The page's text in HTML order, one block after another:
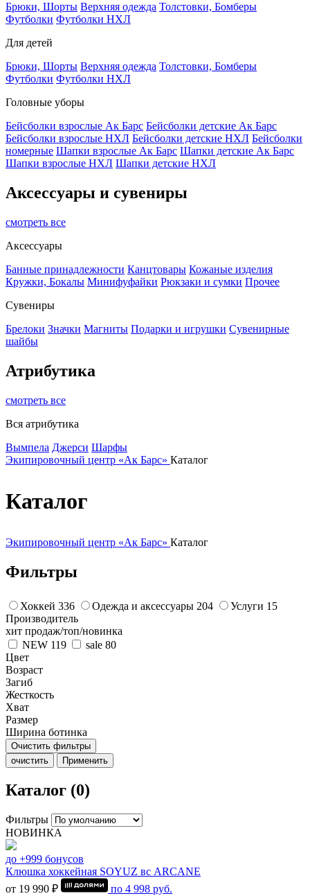
Брюки, Шорты Верхняя одежда Толстовки, Бомберы
Футболки Футболки НХЛ
Для детей
Брюки, Шорты Верхняя одежда Толстовки, Бомберы
Футболки Футболки НХЛ
Головные уборы
Бейсболки взрослые Ак Барс Бейсболки детские Ак Барс
Бейсболки взрослые НХЛ Бейсболки детские НХЛ Бейсболки
номерные Шапки взрослые Ак Барс Шапки детские Ак Барс
Шапки взрослые НХЛ Шапки детские НХЛ
Аксессуары и сувениры
смотреть все
Аксессуары
Банные принадлежности Канцтовары Кожаные изделия
Кружки, Бокалы Минифуфайки Рюкзаки и сумки Прочее
Сувениры
Брелоки Значки Магниты Подарки и игрушки Сувенирные
шайбы
Атрибутика
смотреть все
Вся атрибутика
Вымпела Джерси Шарфы
Экипировочный центр «Ак Барс» Каталог
Каталог
Экипировочный центр «Ак Барс» Каталог
Фильтры
Хоккей 336 Одежда и аксессуары 204 Услуги 15
Производитель
хит продаж/топ/новинка
NEW 119 sale 80
Цвет
Возраст
Загиб
Жесткость
Хват
Размер
Ширина ботинка
Очистить фильтры
очистить
Применить
Каталог (0)
Фильтры
НОВИНКА
до +999 бонусов
Клюшка хоккейная SOYUZ вс ARCANE
от 19 990 ₽
по 4 998 руб.